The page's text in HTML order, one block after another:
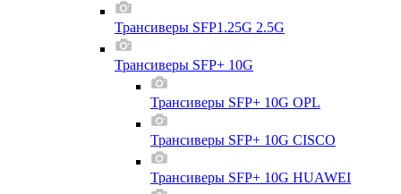
Трансиверы SFP1.25G 2.5G
Трансиверы SFP+ 10G
Трансиверы SFP+ 10G OPL
Трансиверы SFP+ 10G CISCO
Трансиверы SFP+ 10G HUAWEI